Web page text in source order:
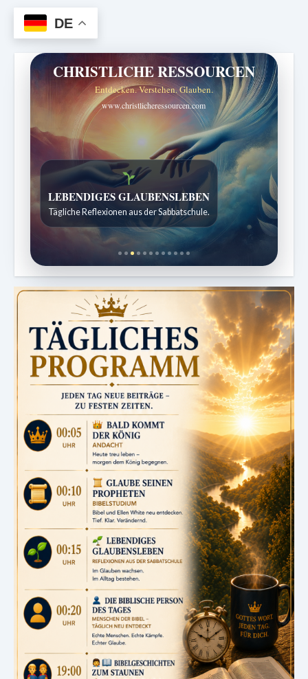
DE
CHRISTLICHE RESSOURCEN
Entdecken. Verstehen. Glauben.
www.christlicheressourcen.com
Bibelgeschichten zum Staunen
Kindergeschichten für 7 bis 12 Jahre.